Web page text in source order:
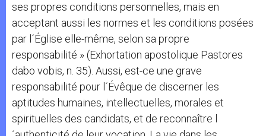
ses propres conditions personnelles, mais en
acceptant aussi les normes et les conditions posées
par l´Église elle-même, selon sa propre
responsabilité » (Exhortation apostolique Pastores
dabo vobis, n. 35). Aussi, est-ce une grave
responsabilité pour l´Évêque de discerner les
aptitudes humaines, intellectuelles, morales et
spirituelles des candidats, et de reconnaître l